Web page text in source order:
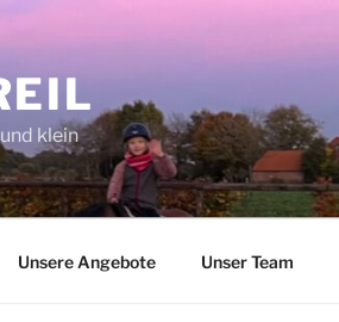
klein
Unsere Angebote Unser Team